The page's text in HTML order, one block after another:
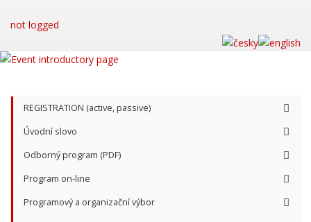
not logged
REGISTRATION (active, passive)
Úvodní slovo
Odborný program (PDF)
Program on-line
Programový a organizační výbor